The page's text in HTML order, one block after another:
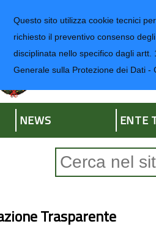
Questo sito utilizza cookie tecnici
richiesto il preventivo consenso
disciplinata nello specifico dagli
Generale sulla Protezione dei Dati -
Provincia di
NEWS ENTE
Trasparente